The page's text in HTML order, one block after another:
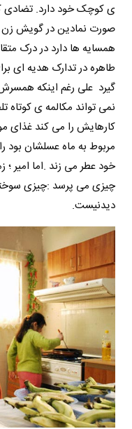
ی کوچک خود دارد. تضادی
صورت نمادین در گویش
همسایه ها دارد در درک
طاهره در تدارک هدیه ای
گیرد علی رغم اینکه همسرش
نمی تواند مکالمه ی کوتاه
کارهایش را می کند غذای
مربوط به ماه عسلشان بود
خود عطر می زند .اما امیر
چیزی می پرسد :چیزی
دیدنیست.